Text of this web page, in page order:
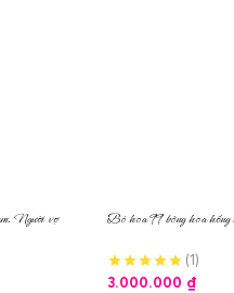
Người vợ
Bó hoa 99 bông hoa hồng
(1)
3.000.000 ₫